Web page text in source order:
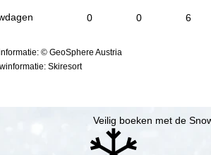
0 0 6
© GeoSphere Austria
Skiresort
Veilig boeken met de